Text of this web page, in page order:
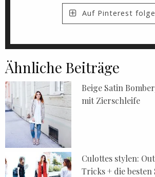
Auf Pinterest
Ähnliche Beiträge
Beige Satin
mit Zierschleife
Culottes stylen:
Tricks + die